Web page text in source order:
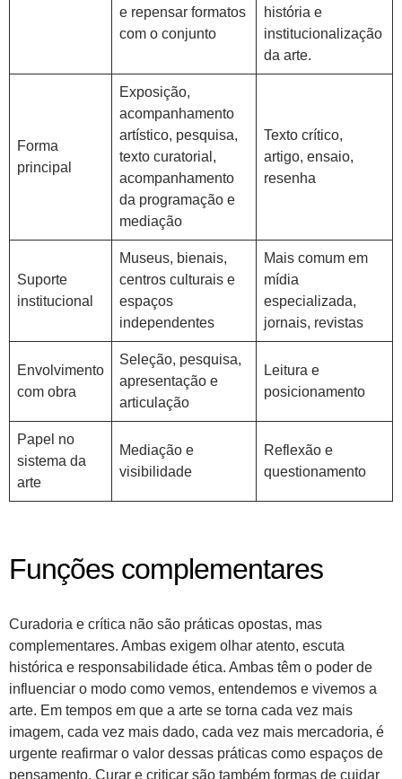
e repensar formatos
com o conjunto
história e
institucionalização
da arte.
Forma
principal
Exposição,
acompanhamento
artístico, pesquisa,
texto curatorial,
acompanhamento
da programação e
mediação
Texto crítico,
artigo, ensaio,
resenha
Suporte
institucional
Museus, bienais,
centros culturais e
espaços
independentes
Mais comum em
mídia
especializada,
jornais, revistas
Envolvimento
com obra
Seleção, pesquisa,
apresentação e
articulação
Leitura e
posicionamento
Papel no
sistema da
arte
Mediação e
visibilidade
Reflexão e
questionamento
Funções complementares
Curadoria e crítica não são práticas opostas, mas
complementares. Ambas exigem olhar atento, escuta
histórica e responsabilidade ética. Ambas têm o poder de
influenciar o modo como vemos, entendemos e vivemos a
arte. Em tempos em que a arte se torna cada vez mais
imagem, cada vez mais dado, cada vez mais mercadoria, é
urgente reafirmar o valor dessas práticas como espaços de
pensamento. Curar e criticar são também formas de cuidar